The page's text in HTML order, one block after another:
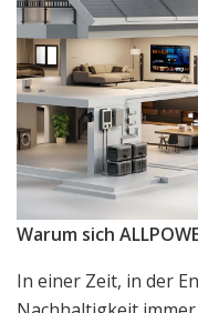
Warum sich
In einer Zeit, in der